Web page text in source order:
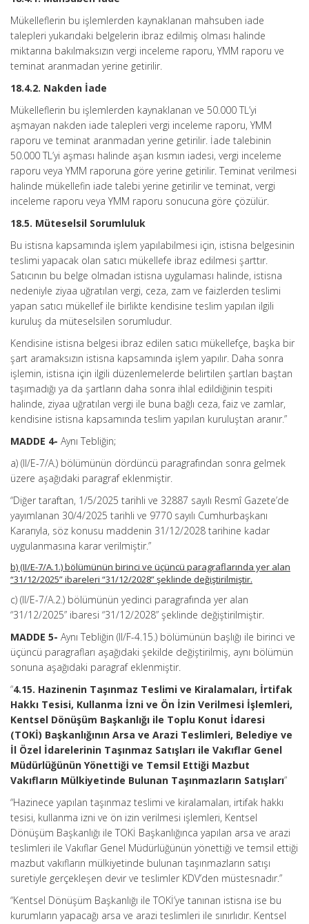
Mükelleflerin bu işlemlerden kaynaklanan mahsuben iade
talepleri yukarıdaki belgelerin ibraz edilmiş olması halinde
miktarına bakılmaksızın vergi inceleme raporu, YMM raporu ve
teminat aranmadan yerine getirilir.
18.4.2. Nakden İade
Mükelleflerin bu işlemlerden kaynaklanan ve 50.000 TL’yi
aşmayan nakden iade talepleri vergi inceleme raporu, YMM
raporu ve teminat aranmadan yerine getirilir. İade talebinin
50.000 TL’yi aşması halinde aşan kısmın iadesi, vergi inceleme
raporu veya YMM raporuna göre yerine getirilir. Teminat verilmesi
halinde mükellefin iade talebi yerine getirilir ve teminat, vergi
inceleme raporu veya YMM raporu sonucuna göre çözülür.
18.5. Müteselsil Sorumluluk
Bu istisna kapsamında işlem yapılabilmesi için, istisna belgesinin
teslimi yapacak olan satıcı mükellefe ibraz edilmesi şarttır.
Satıcının bu belge olmadan istisna uygulaması halinde, istisna
nedeniyle ziyaa uğratılan vergi, ceza, zam ve faizlerden teslimi
yapan satıcı mükellef ile birlikte kendisine teslim yapılan ilgili
kuruluş da müteselsilen sorumludur.
Kendisine istisna belgesi ibraz edilen satıcı mükellefçe, başka bir
şart aramaksızın istisna kapsamında işlem yapılır. Daha sonra
işlemin, istisna için ilgili düzenlemelerde belirtilen şartları baştan
taşımadığı ya da şartların daha sonra ihlal edildiğinin tespiti
halinde, ziyaa uğratılan vergi ile buna bağlı ceza, faiz ve zamlar,
kendisine istisna kapsamında teslim yapılan kuruluştan aranır.”
MADDE 4- Aynı Tebliğin;
a) (II/E-7/A.) bölümünün dördüncü paragrafından sonra gelmek
üzere aşağıdaki paragraf eklenmiştir.
“Diğer taraftan, 1/5/2025 tarihli ve 32887 sayılı Resmî Gazete’de
yayımlanan 30/4/2025 tarihli ve 9770 sayılı Cumhurbaşkanı
Kararıyla, söz konusu maddenin 31/12/2028 tarihine kadar
uygulanmasına karar verilmiştir.”
b) (II/E-7/A.1.) bölümünün birinci ve üçüncü paragraflarında yer alan
“31/12/2025” ibareleri “31/12/2028” şeklinde değiştirilmiştir.
c) (II/E-7/A.2.) bölümünün yedinci paragrafında yer alan
“31/12/2025” ibaresi “31/12/2028” şeklinde değiştirilmiştir.
MADDE 5- Aynı Tebliğin (II/F-4.15.) bölümünün başlığı ile birinci ve
üçüncü paragrafları aşağıdaki şekilde değiştirilmiş, aynı bölümün
sonuna aşağıdaki paragraf eklenmiştir.
“4.15. Hazinenin Taşınmaz Teslimi ve Kiralamaları, İrtifak
Hakkı Tesisi, Kullanma İzni ve Ön İzin Verilmesi İşlemleri,
Kentsel Dönüşüm Başkanlığı ile Toplu Konut İdaresi
(TOKİ) Başkanlığının Arsa ve Arazi Teslimleri, Belediye ve
İl Özel İdarelerinin Taşınmaz Satışları ile Vakıflar Genel
Müdürlüğünün Yönettiği ve Temsil Ettiği Mazbut
Vakıfların Mülkiyetinde Bulunan Taşınmazların Satışları”
“Hazinece yapılan taşınmaz teslimi ve kiralamaları, irtifak hakkı
tesisi, kullanma izni ve ön izin verilmesi işlemleri, Kentsel
Dönüşüm Başkanlığı ile TOKİ Başkanlığınca yapılan arsa ve arazi
teslimleri ile Vakıflar Genel Müdürlüğünün yönettiği ve temsil ettiği
mazbut vakıfların mülkiyetinde bulunan taşınmazların satışı
suretiyle gerçekleşen devir ve teslimler KDV’den müstesnadır.”
“Kentsel Dönüşüm Başkanlığı ile TOKİ’ye tanınan istisna ise bu
kurumların yapacağı arsa ve arazi teslimleri ile sınırlıdır. Kentsel